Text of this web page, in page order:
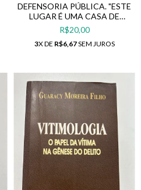
DEFENSORIA PÚBLICA. "ESTE
LUGAR É UMA CASA DE
MORTOS"
R$20,00
3X DE R$6,67SEM JUROS